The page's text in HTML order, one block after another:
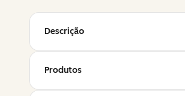
Descrição
Produtos